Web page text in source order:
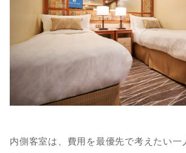
内側客室は、費用を最優先で考えたい一